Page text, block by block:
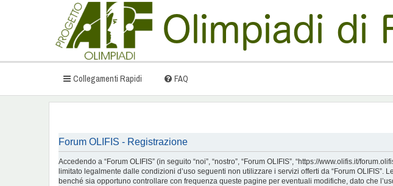
Collegamenti Rapidi FAQ
Forum OLIFIS - Registrazione
Accedendo a “Forum OLIFIS” (in seguito “noi”, “nostro”, “Forum OLIFIS”, “https://www.olifis.it/
limitato legalmente dalle condizioni d’uso seguenti non utilizzare i servizi offerti da “Forum
benché sia opportuno controllare con frequenza queste pagine per eventuali modifiche, dato che